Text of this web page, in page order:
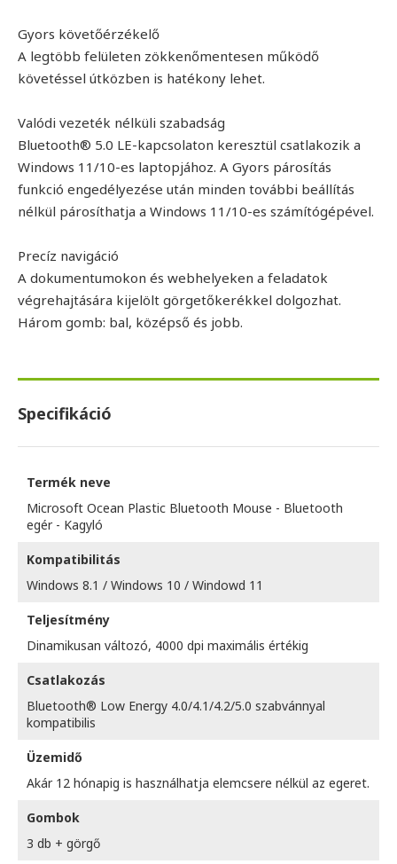
Gyors követőérzékelő
A legtöbb felületen zökkenőmentesen működő
követéssel útközben is hatékony lehet.
Valódi vezeték nélküli szabadság
Bluetooth® 5.0 LE-kapcsolaton keresztül csatlakozik a
Windows 11/10-es laptopjához. A Gyors párosítás
funkció engedélyezése után minden további beállítás
nélkül párosíthatja a Windows 11/10-es számítógépével.
Precíz navigáció
A dokumentumokon és webhelyeken a feladatok
végrehajtására kijelölt görgetőkerékkel dolgozhat.
Három gomb: bal, középső és jobb.
Specifikáció
Termék neve
Microsoft Ocean Plastic Bluetooth Mouse - Bluetooth
egér - Kagyló
Kompatibilitás
Windows 8.1 / Windows 10 / Windowd 11
Teljesítmény
Dinamikusan változó, 4000 dpi maximális értékig
Csatlakozás
Bluetooth® Low Energy 4.0/4.1/4.2/5.0 szabvánnyal
kompatibilis
Üzemidő
Akár 12 hónapig is használhatja elemcsere nélkül az egeret.
Gombok
3 db + görgő